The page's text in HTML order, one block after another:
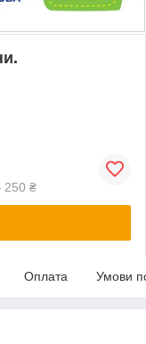
250 ₴
Оплата Умови